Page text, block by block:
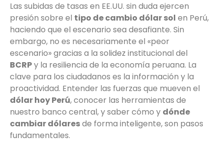
Las subidas de tasas en EE.UU. sin duda ejercen
presión sobre el tipo de cambio dólar sol en Perú,
haciendo que el escenario sea desafiante. Sin
embargo, no es necesariamente el «peor
escenario» gracias a la solidez institucional del
BCRPy la resiliencia de la economía peruana. La
clave para los ciudadanos es la información y la
proactividad. Entender las fuerzas que mueven el
dólar hoy Perú, conocer las herramientas de
nuestro banco central, y saber cómo y dónde
cambiar dólaresde forma inteligente, son pasos
fundamentales.